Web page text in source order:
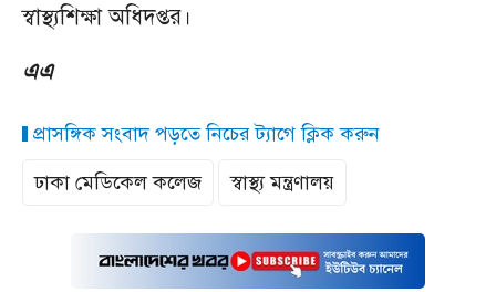
স্বাস্থ্যশিক্ষা অধিদপ্তর।
এএ
প্রাসঙ্গিক সংবাদ পড়তে নিচের ট্যাগে ক্লিক করুন
ঢাকা মেডিকেল কলেজ
স্বাস্থ্য মন্ত্রণালয়